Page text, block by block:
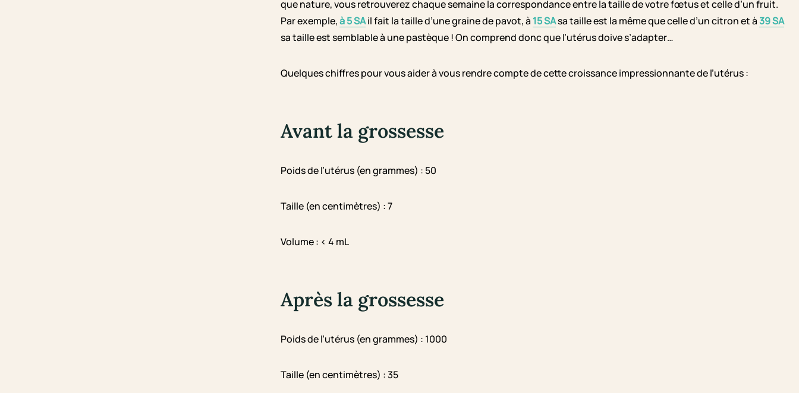
que nature, vous retrouverez chaque semaine la correspondance entre la taille de votre fœtus et celle d’un fruit.
Par exemple,à 5 SAil fait la taille d’une graine de pavot, à 15 SAsa taille est la même que celle d’un citron et à39 SA
sa taille est semblable à une pastèque ! On comprend donc que l’utérus doive s’adapter…
Quelques chiffres pour vous aider à vous rendre compte de cette croissance impressionnante de l’utérus :
Avant la grossesse
Poids de l’utérus (en grammes) : 50
Taille (en centimètres) : 7
Volume : < 4 mL
Après la grossesse
Poids de l’utérus (en grammes) : 1000
Taille (en centimètres) : 35